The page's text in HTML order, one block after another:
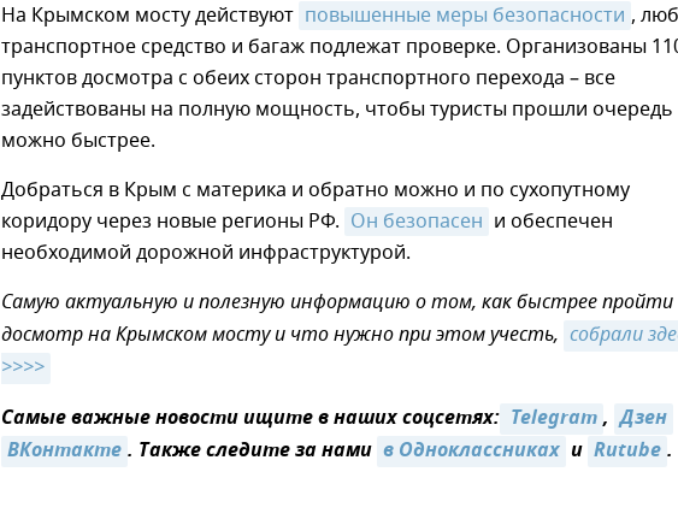
На Крымском мосту действуют повышенные меры безопасности ,
транспортное средство и багаж подлежат проверке. Организованы
пунктов досмотра с обеих сторон транспортного перехода – все
задействованы на полную мощность, чтобы туристы прошли очередь
можно быстрее.
Добраться в Крым с материка и обратно можно и по сухопутному
коридору через новые регионы РФ. Он безопасен и обеспечен
необходимой дорожной инфраструктурой.
Самую актуальную и полезную информацию о том, как быстрее пройти
досмотр на Крымском мосту и что нужно при этом учесть, собрали
>>>>
Самые важные новости ищите в наших соцсетях: Telegram, Дзен
ВКонтакте. Также следите за нами в Одноклассниках и Rutube.